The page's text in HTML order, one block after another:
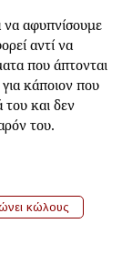
να αφυπνίσουμε
αντί να
που άπτονται
κάποιον που
του και δεν
του.
κώλους